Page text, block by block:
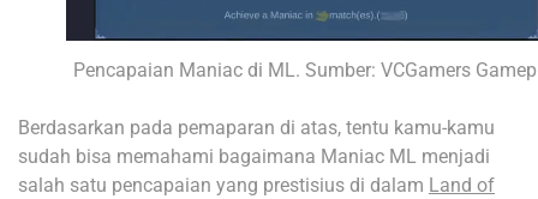
Pencapaian Maniac di ML. Sumber: VCGamers
Berdasarkan pada pemaparan di atas, tentu kamu-kamu
sudah bisa memahami bagaimana Maniac ML menjadi
salah satu pencapaian yang prestisius di dalam Land of